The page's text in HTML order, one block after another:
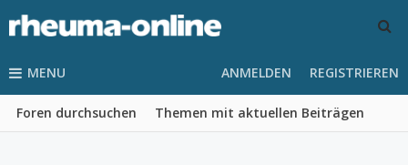
MENU
Foren durchsuchen Themen mit aktuellen Beiträgen
ANMELDEN REGISTRIEREN